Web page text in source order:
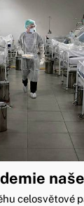
celosvětové